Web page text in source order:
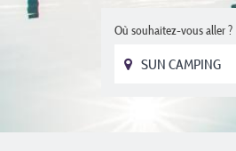
Où souhaitez-vous aller ?